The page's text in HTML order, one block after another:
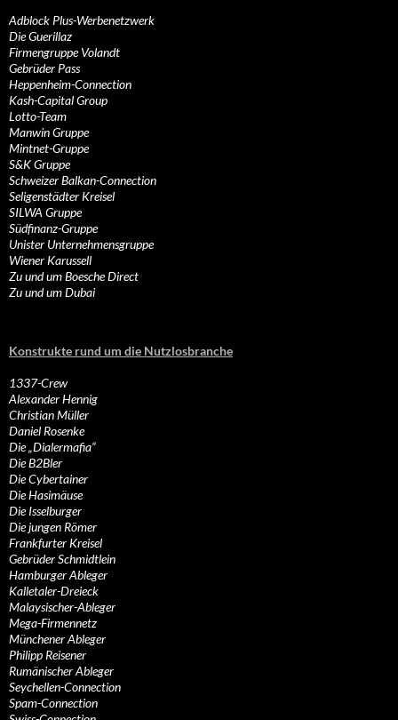
Adblock Plus-Werbenetzwerk
Die Guerillaz
Firmengruppe Volandt
Gebrüder Pass
Heppenheim-Connection
Kash-Capital Group
Lotto-Team
Manwin Gruppe
Mintnet-Gruppe
S&K Gruppe
Schweizer Balkan-Connection
Seligenstädter Kreisel
SILWA Gruppe
Südfinanz-Gruppe
Unister Unternehmensgruppe
Wiener Karussell
Zu und um Boesche Direct
Zu und um Dubai
Konstrukte rund um die Nutzlosbranche
1337-Crew
Alexander Hennig
Christian Müller
Daniel Rosenke
Die „Dialermafia“
Die B2Bler
Die Cybertainer
Die Hasimäuse
Die Isselburger
Die jungen Römer
Frankfurter Kreisel
Gebrüder Schmidtlein
Hamburger Ableger
Kalletaler-Dreieck
Malaysischer-Ableger
Mega-Firmennetz
Münchener Ableger
Philipp Reisener
Rumänischer Ableger
Seychellen-Connection
Spam-Connection